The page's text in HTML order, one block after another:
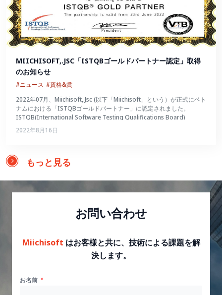
MIICHISOFT,.JSC「ISTQBゴールドパートナー認定」取得
のお知らせ
#ニュース #資格&賞
2022年07月、Miichisoft,.Jsc (以下「Miichisoft」という）が正式にベト
ナムにおける「ISTQBゴールドパートナー」に認定されました。
ISTQB(International Software Testing Qualifications Board)
2022年8月16日
もっと見る
お問い合わせ
Miichisoft はお客様と共に、技術による課題を解
決します。
お名前